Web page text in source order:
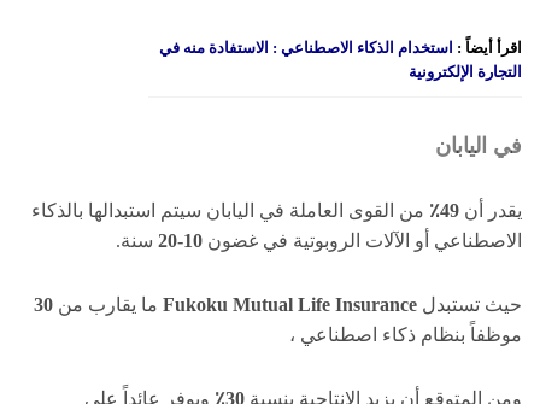
اقرأ أيضاً : استخدام الذكاء الاصطناعي : الاستفادة منه في
التجارة الإلكترونية
في اليابان
يقدر أن 49٪
من القوى العاملة في اليابان سيتم استبدالها بالذكاء
الاصطناعي أو الآلات الروبوتية في غضون 10-20 سنة.
حيث تستبدل Fukoku Mutual Life Insurance ما يقارب من 30
موظفاً بنظام ذكاء اصطناعي ،
ومن المتوقع أن يزيد الإنتاجية بنسبة 30٪ ويوفر عائداً على